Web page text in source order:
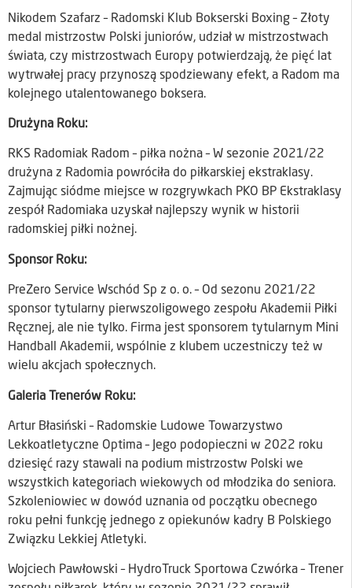
Nikodem Szafarz – Radomski Klub Bokserski Boxing – Złoty
medal mistrzostw Polski juniorów, udział w mistrzostwach
świata, czy mistrzostwach Europy potwierdzają, że pięć lat
wytrwałej pracy przynoszą spodziewany efekt, a Radom ma
kolejnego utalentowanego boksera.
Drużyna Roku:
RKS Radomiak Radom – piłka nożna – W sezonie 2021/22
drużyna z Radomia powróciła do piłkarskiej ekstraklasy.
Zajmując siódme miejsce w rozgrywkach PKO BP Ekstraklasy
zespół Radomiaka uzyskał najlepszy wynik w historii
radomskiej piłki nożnej.
Sponsor Roku:
PreZero Service Wschód Sp z o. o. – Od sezonu 2021/22
sponsor tytularny pierwszoligowego zespołu Akademii Piłki
Ręcznej, ale nie tylko. Firma jest sponsorem tytularnym Mini
Handball Akademii, wspólnie z klubem uczestniczy też w
wielu akcjach społecznych.
Galeria Trenerów Roku:
Artur Błasiński – Radomskie Ludowe Towarzystwo
Lekkoatletyczne Optima – Jego podopieczni w 2022 roku
dziesięć razy stawali na podium mistrzostw Polski we
wszystkich kategoriach wiekowych od młodzika do seniora.
Szkoleniowiec w dowód uznania od początku obecnego
roku pełni funkcję jednego z opiekunów kadry B Polskiego
Związku Lekkiej Atletyki.
Wojciech Pawłowski – HydroTruck Sportowa Czwórka – Trener